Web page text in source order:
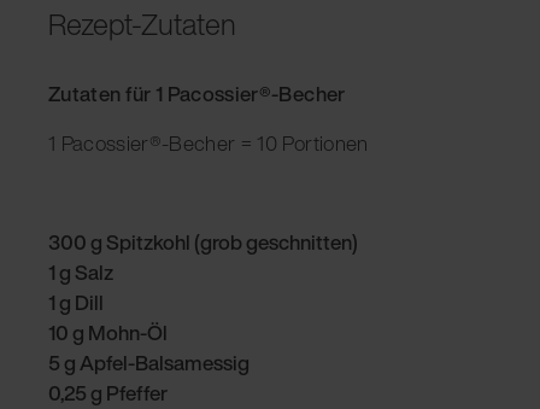
Rezept-Zutaten
Zutaten für 1 Pacossier®-Becher
1 Pacossier®-Becher = 10 Portionen
300 g Spitzkohl (grob geschnitten)
1 g Salz
1 g Dill
10 g Mohn-Öl
5 g Apfel-Balsamessig
0,25 g Pfeffer